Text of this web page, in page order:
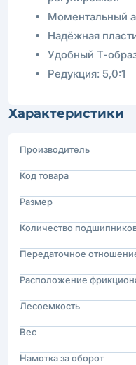
Моментальный
Надёжная
Удобный Т-
Редукция: 5,0:1
Характеристики
Производитель
Код товара
Размер
Количество
Передаточное
Расположение
Лесоемкость
Вес
Намотка за оборот